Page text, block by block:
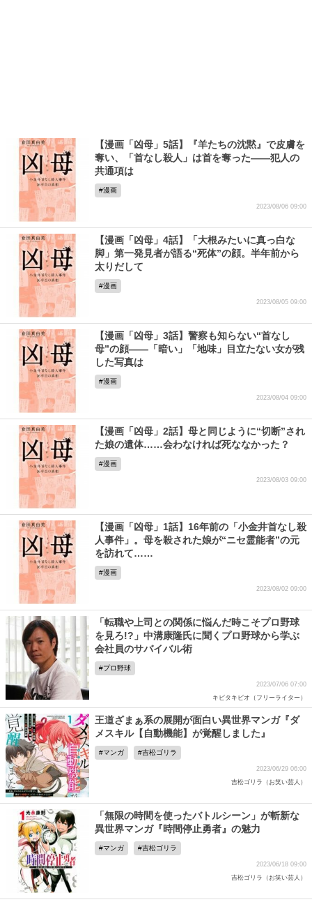
【漫画「凶母」5話】『羊たちの沈黙』で皮膚を
奪い、「首なし殺人」は首を奪った――犯人の
共通項は
漫画
2023/08/06 09:00
【漫画「凶母」4話】「大根みたいに真っ白な
脚」第一発見者が語る“死体”の顔。半年前から
太りだして
漫画
2023/08/05 09:00
【漫画「凶母」3話】警察も知らない“首なし
母”の顔――「暗い」「地味」目立たない女が残
した写真は
漫画
2023/08/04 09:00
【漫画「凶母」2話】母と同じように“切断”され
た娘の遺体……会わなければ死ななかった？
漫画
2023/08/03 09:00
【漫画「凶母」1話】16年前の「小金井首なし殺
人事件」。母を殺された娘が“ニセ霊能者”の元
を訪れて……
漫画
2023/08/02 09:00
「転職や上司との関係に悩んだ時こそプロ野球
を見ろ!?」中溝康隆氏に聞くプロ野球から学ぶ
会社員のサバイバル術
プロ野球
2023/07/06 07:00
キビタキビオ（フリーライター）
王道ざまぁ系の展開が面白い異世界マンガ『ダ
メスキル【自動機能】が覚醒しました』
マンガ 吉松ゴリラ
2023/06/29 06:00
吉松ゴリラ（お笑い芸人）
「無限の時間を使ったバトルシーン」が斬新な
異世界マンガ『時間停止勇者』の魅力
マンガ 吉松ゴリラ
2023/06/18 09:00
吉松ゴリラ（お笑い芸人）